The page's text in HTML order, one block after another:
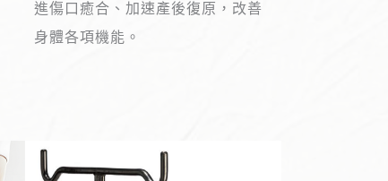
進傷口癒合、加速產後復原，改善
身體各項機能。